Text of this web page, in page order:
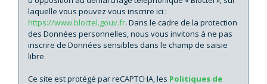
laquelle vous pouvez vous inscrire ici :
https://www.bloctel.gouv.fr. Dans le cadre de la protection
des Données personnelles, nous vous invitons à ne pas
inscrire de Données sensibles dans le champ de saisie
libre.
Ce site est protégé par reCAPTCHA, les Politiques de